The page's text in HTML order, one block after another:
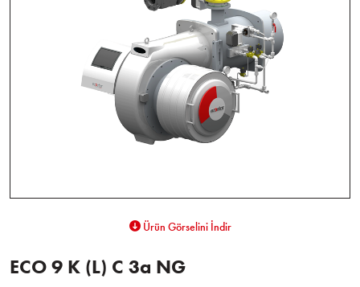
Ürün Görselini İndir
ECO 9 K (L) C 3a NG